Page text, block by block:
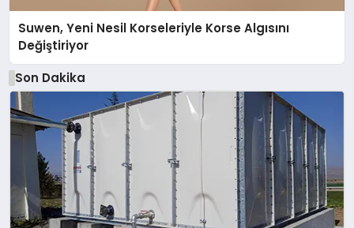
Suwen, Yeni Nesil Korseleriyle Korse Algısını
Değiştiriyor
Son Dakika